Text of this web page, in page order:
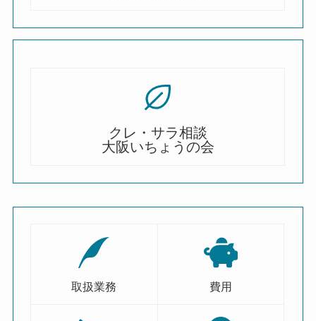
クレ・サラ相談
大阪いちょうの会
取扱業務 費用